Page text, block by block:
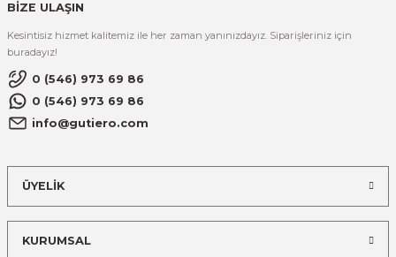
BİZE ULAŞIN
Kesintisiz hizmet kalitemiz ile her zaman yanınızdayız. Siparişleriniz için
buradayız!
0 (546) 973 69 86
0 (546) 973 69 86
info@gutiero.com
ÜYELİK
KURUMSAL